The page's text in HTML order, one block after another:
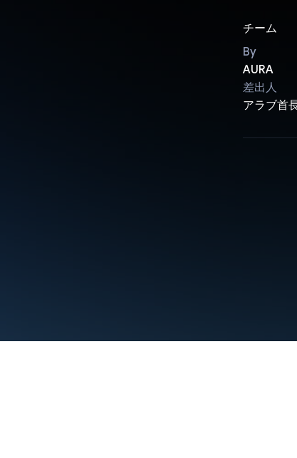
チーム
By
AURA
差出人
アラブ首